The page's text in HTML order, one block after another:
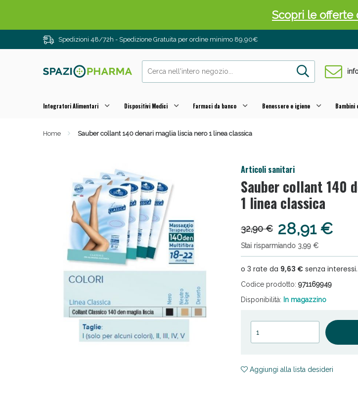
Spedizioni 48/72h - Spedizione Gratuita per ordine minimo 89,90€
Integratori Alimentari Dispositivi Medici Farmaci da banco Benessere e igiene Bambini
Home Sauber collant 140 denari maglia liscia nero 1 linea classica
Articoli sanitari
Sauber collant 140
1 linea classica
32,90 € 28,91 €
Stai risparmiando 3,99 €
Codice prodotto: 971169949
Disponibilità: In magazzino
Aggiungi alla lista desideri
Scopri le offerte
Drenanti e Pancia Piatta: Sconti fino
Salini e Multivitaminici: oggi